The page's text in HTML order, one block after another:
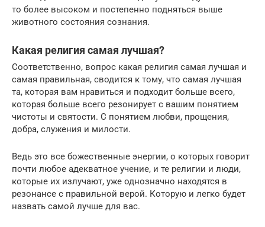
то более высоком и постепенно подняться выше
животного состояния сознания.
Какая религия самая лучшая?
Соответственно, вопрос какая религия самая лучшая и
самая правильная, сводится к тому, что самая лучшая
та, которая вам нравиться и подходит больше всего,
которая больше всего резонирует с вашим понятием
чистоты и святости. С понятием любви, прощения,
добра, служения и милости.
Ведь это все божественные энергии, о которых говорит
почти любое адекватное учение, и те религии и люди,
которые их излучают, уже однозначно находятся в
резонансе с правильной верой. Которую и легко будет
назвать самой лучше для вас.